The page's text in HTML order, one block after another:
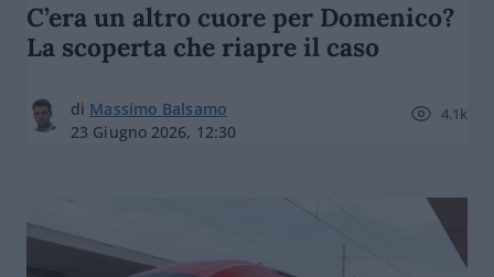
C’era un altro cuore per Domenico?
La scoperta che riapre il caso
di Massimo Balsamo
23 Giugno 2026, 12:30
4.1k